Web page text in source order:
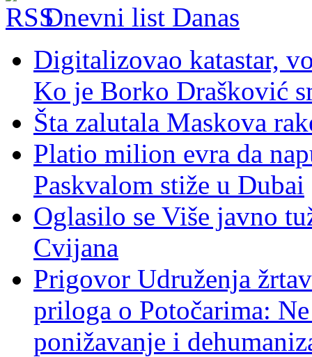
Dnevni list Danas
Digitalizovao katastar,
Ko je Borko Drašković
Šta zalutala Maskova
Platio milion evra da
Paskvalom stiže u Dubai
Oglasilo se Više javno
Cvijana
Prigovor Udruženja
priloga o Potočarima:
ponižavanje i